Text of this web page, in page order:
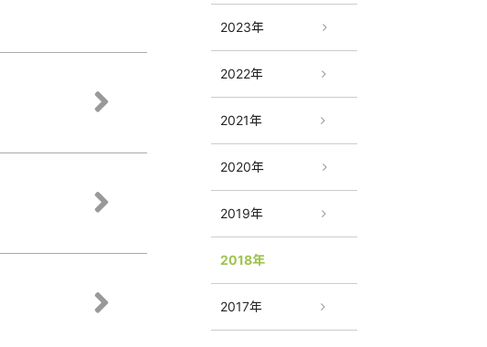
2023年
2022年
2021年
2020年
2019年
2018年
2017年